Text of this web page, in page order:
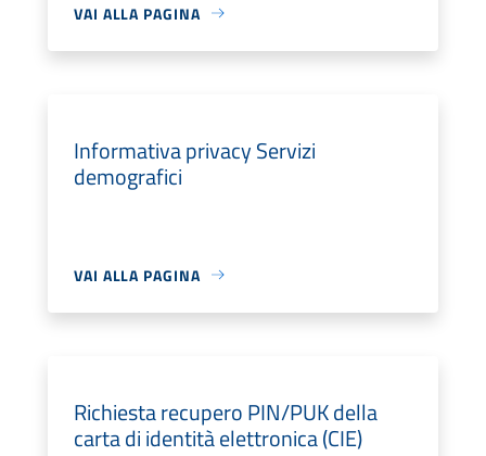
VAI ALLA PAGINA
Informativa privacy Servizi
demografici
VAI ALLA PAGINA
Richiesta recupero PIN/PUK della
carta di identità elettronica (CIE)